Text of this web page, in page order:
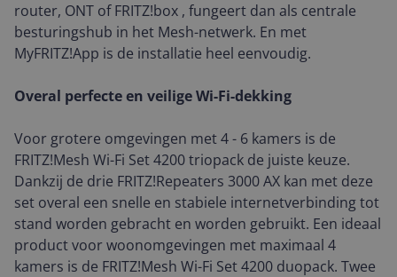
router, ONT of FRITZ!box , fungeert dan als centrale
besturingshub in het Mesh-netwerk. En met
MyFRITZ!App is de installatie heel eenvoudig.
Overal perfecte en veilige Wi-Fi-dekking
Voor grotere omgevingen met 4 - 6 kamers is de
FRITZ!Mesh Wi-Fi Set 4200 triopack de juiste keuze.
Dankzij de drie FRITZ!Repeaters 3000 AX kan met deze
set overal een snelle en stabiele internetverbinding tot
stand worden gebracht en worden gebruikt. Een ideaal
product voor woonomgevingen met maximaal 4
kamers is de FRITZ!Mesh Wi-Fi Set 4200 duopack. Twee